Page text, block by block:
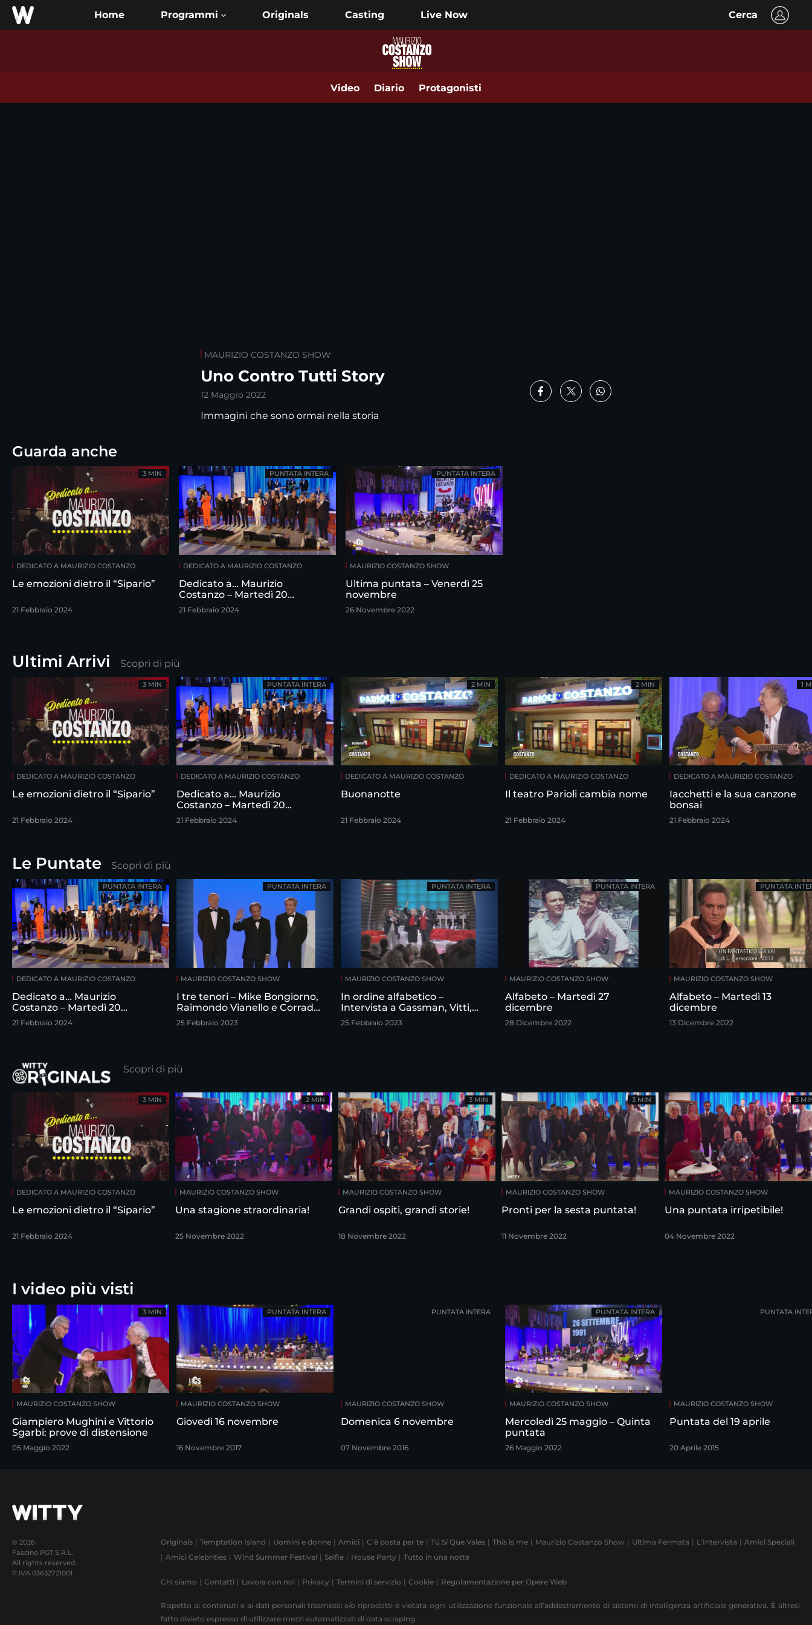
Home Originals Casting Live Now Cerca
Video Diario Protagonisti
MAURIZIO COSTANZO SHOW
Uno Contro Tutti Story
12 Maggio 2022
Immagini che sono ormai nella storia
Guarda anche
DEDICATO A MAURIZIO COSTANZO
Le emozioni dietro il “Sipario”
21 Febbraio 2024
3 MIN
DEDICATO A MAURIZIO COSTANZO
Dedicato a… Maurizio
Costanzo – Martedì 20
febbraio
21 Febbraio 2024
PUNTATA INTERA
MAURIZIO COSTANZO SHOW
Ultima puntata – Venerdì 25
novembre
26 Novembre 2022
PUNTATA INTERA
Ultimi Arrivi Scopri di più
DEDICATO A MAURIZIO COSTANZO
Le emozioni dietro il “Sipario”
21 Febbraio 2024
3 MIN
DEDICATO A MAURIZIO COSTANZO
Dedicato a… Maurizio
Costanzo – Martedì 20
febbraio
21 Febbraio 2024
PUNTATA INTERA
DEDICATO A MAURIZIO COSTANZO
Buonanotte
21 Febbraio 2024
2 MIN
DEDICATO A MAURIZIO COSTANZO
Il teatro Parioli cambia nome
21 Febbraio 2024
2 MIN
DEDICATO A MAURIZIO COSTANZO
Iacchetti e la sua canzone
bonsai
21 Febbraio 2024
1
Le Puntate Scopri di più
DEDICATO A MAURIZIO COSTANZO
Dedicato a… Maurizio
Costanzo – Martedì 20
febbraio
21 Febbraio 2024
PUNTATA INTERA
MAURIZIO COSTANZO SHOW
I tre tenori – Mike Bongiorno,
Raimondo Vianello e Corrado
intervistati da Maurizio
Costanzo
25 Febbraio 2023
PUNTATA INTERA
MAURIZIO COSTANZO SHOW
In ordine alfabetico –
Intervista a Gassman, Vitti,
Sordi
25 Febbraio 2023
PUNTATA INTERA
MAURIZIO COSTANZO SHOW
Alfabeto – Martedì 27
dicembre
28 Dicembre 2022
PUNTATA INTERA
MAURIZIO COSTANZO SHOW
Alfabeto – Martedì 13
dicembre
13 Dicembre 2022
PUNTATA
Scopri di più
DEDICATO A MAURIZIO COSTANZO
Le emozioni dietro il “Sipario”
21 Febbraio 2024
3 MIN
MAURIZIO COSTANZO SHOW
Una stagione straordinaria!
25 Novembre 2022
2 MIN
MAURIZIO COSTANZO SHOW
Grandi ospiti, grandi storie!
18 Novembre 2022
3 MIN
MAURIZIO COSTANZO SHOW
Pronti per la sesta puntata!
11 Novembre 2022
3 MIN
MAURIZIO COSTANZO SHOW
Una puntata irripetibile!
04 Novembre 2022
3
I video più visti
MAURIZIO COSTANZO SHOW
Giampiero Mughini e Vittorio
Sgarbi: prove di distensione
05 Maggio 2022
3 MIN
MAURIZIO COSTANZO SHOW
Giovedì 16 novembre
16 Novembre 2017
PUNTATA INTERA
MAURIZIO COSTANZO SHOW
Domenica 6 novembre
07 Novembre 2016
PUNTATA INTERA
MAURIZIO COSTANZO SHOW
Mercoledì 25 maggio – Quinta
puntata
26 Maggio 2022
PUNTATA INTERA
MAURIZIO COSTANZO SHOW
Puntata del 19 aprile
20 Aprile 2015
PUNTATA
© 2026
Fascino PGT S.R.L.
All rights reserved.
P.IVA 03632721001
Originals Temptation Island Uomini e donne Amici C'è posta per te Tú Sí Que Vales This is me Maurizio Costanzo Show Ultima Fermata L'Intervista
Amici Speciali
Amici Celebrities
Wind Summer Festival Selfie House Party Tutto in una notte
Chi siamo Contatti Lavora con noi Privacy Termini di servizio Cookie Regolamentazione per Opere Web
Rispetto ai contenuti e ai dati personali trasmessi e/o riprodotti è vietata ogni utilizzazione funzionale all’addestramento di sistemi di intelligenza artificiale generativa. È altresì
fatto divieto espresso di utilizzare mezzi automatizzati di data scraping.